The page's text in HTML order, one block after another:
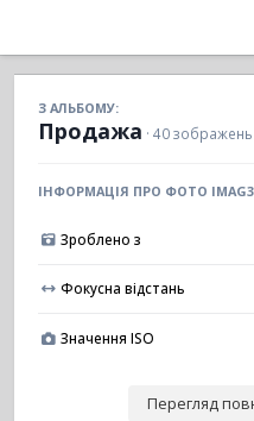
З АЛЬБОМУ:
Продажа · 40 зображень
ІНФОРМАЦІЯ ПРО ФОТО
Зроблено з
Фокусна відстань
Значення ISO
Перегляд